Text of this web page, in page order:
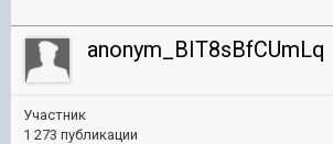
anonym_BIT8sBfCUmLq
Участник
1 273 публикации